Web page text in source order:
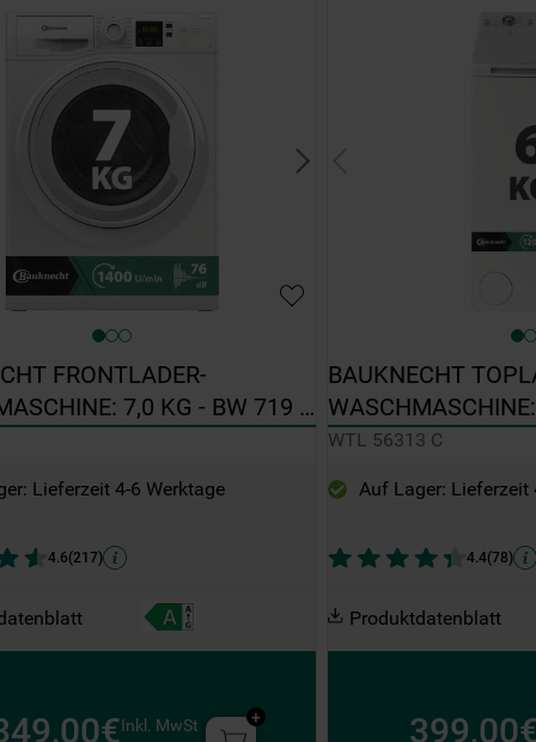
FRONTLADER-
7,0 KG - BW 719 A
Lieferzeit 4-6 Werktage
4.6(217)
Inkl. MwSt
BAUKNECHT
56313 C
WTL 56313 C
Auf Lager: Lieferzeit
4.4(78)
Produktdatenblatt